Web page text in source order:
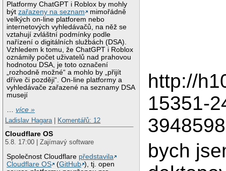
Platformy ChatGPT i Roblox by mohly
býtzařazeny na seznam
mimořádně
velkých on-line platforem nebo
internetových vyhledávačů, na něž se
vztahují zvláštní podmínky podle
nařízení o digitálních službách (DSA).
Vzhledem k tomu, že ChatGPT i Roblox
oznámily počet uživatelů nad prahovou
hodnotou DSA, je toto označení
„rozhodně možné“ a mohlo by „přijít
dříve či později“. On-line platformy a
vyhledávače zařazené na seznamy DSA
musejí
…více »
Ladislav Hagara| Komentářů: 12
Cloudflare OS
5.8. 17:00 | Zajímavý software
Společnost Cloudflare představila
Cloudflare OS
(GitHub ), tj. open
http://
15351-
bych